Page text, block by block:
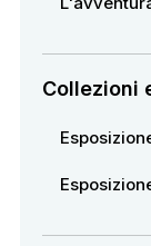
Collezioni